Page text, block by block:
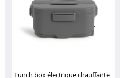
Lunch box électrique chauffante